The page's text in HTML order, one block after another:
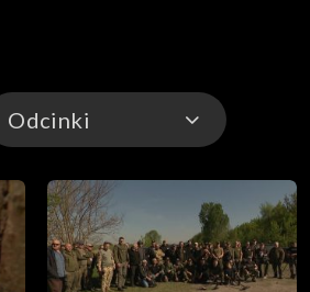
się szukać odpowiedzi.
w czasie w epokę powstania
Puszczę Białą. Oddziały
się niepowodzeniem. Udało się
udało się
Odcinki
Odcinki